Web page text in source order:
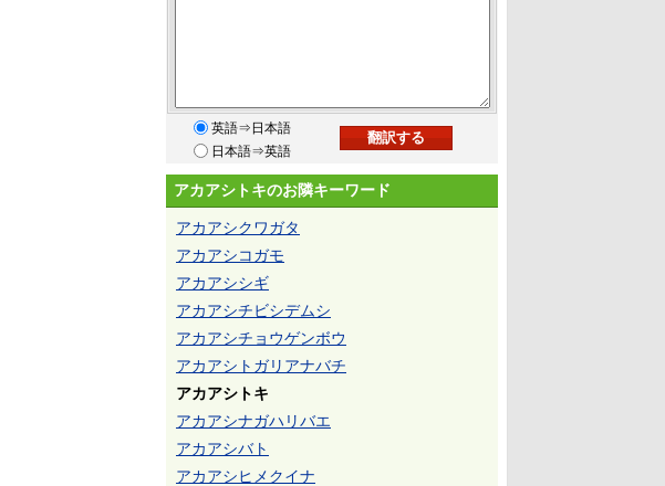
英語⇒日本語
日本語⇒英語
アカアシトキのお隣キーワード
アカアシクワガタ
アカアシコガモ
アカアシシギ
アカアシチビシデムシ
アカアシチョウゲンボウ
アカアシトガリアナバチ
アカアシトキ
アカアシナガハリバエ
アカアシバト
アカアシヒメクイナ